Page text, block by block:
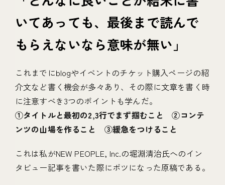
いてあっても、最後まで読んで
もらえないなら意味が無い」
これまでにblogやイベントのチケット購入ページの紹
介文など書く機会が多々あり、その際に文章を書く時
に注意すべき3つのポイントも学んだ。
①タイトルと最初の2,3行でまず掴むこと ②コンテ
ンツの山場を作ること ③緩急をつけること
これは私がNEW PEOPLE, Inc.の堀淵清治氏へのイン
タビュー記事を書いた際にボツになった原稿である。